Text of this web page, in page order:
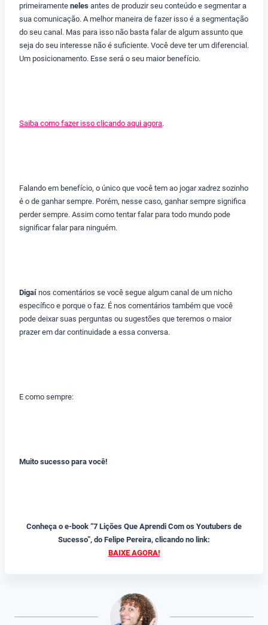
primeiramente neles antes de produzir seu conteúdo e segmentar a
sua comunicação. A melhor maneira de fazer isso é a segmentação
do seu canal. Mas para isso não basta falar de algum assunto que
seja do seu interesse não é suficiente. Você deve ter um diferencial.
Um posicionamento. Esse será o seu maior benefício.
Saiba como fazer isso clicando aqui agora.
Falando em benefício, o único que você tem ao jogar xadrez sozinho
é o de ganhar sempre. Porém, nesse caso, ganhar sempre significa
perder sempre. Assim como tentar falar para todo mundo pode
significar falar para ninguém.
Digaí nos comentários se você segue algum canal de um nicho
específico e porque o faz. É nos comentários também que você
pode deixar suas perguntas ou sugestões que teremos o maior
prazer em dar continuidade a essa conversa.
E como sempre:
Muito sucesso para você!
Conheça o e-book “7 Lições Que Aprendi Com os Youtubers de
Sucesso”, do Felipe Pereira, clicando no link:
BAIXE AGORA!